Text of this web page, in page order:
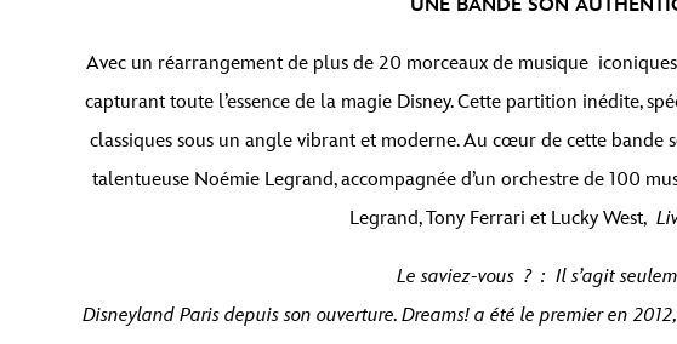
UNE BANDE SON
Avec un réarrangement de plus de 20 morceaux de musique
capturant toute l’essence de la magie Disney. Cette partition inédite,
classiques sous un angle vibrant et moderne. Au cœur de cette bande
talentueuse Noémie Legrand, accompagnée d’un orchestre de 100
Legrand, Tony Ferrari et Lucky West,
Le saviez-vous ? : Il s’agit
Disneyland Paris depuis son ouverture. Dreams! a été le premier en